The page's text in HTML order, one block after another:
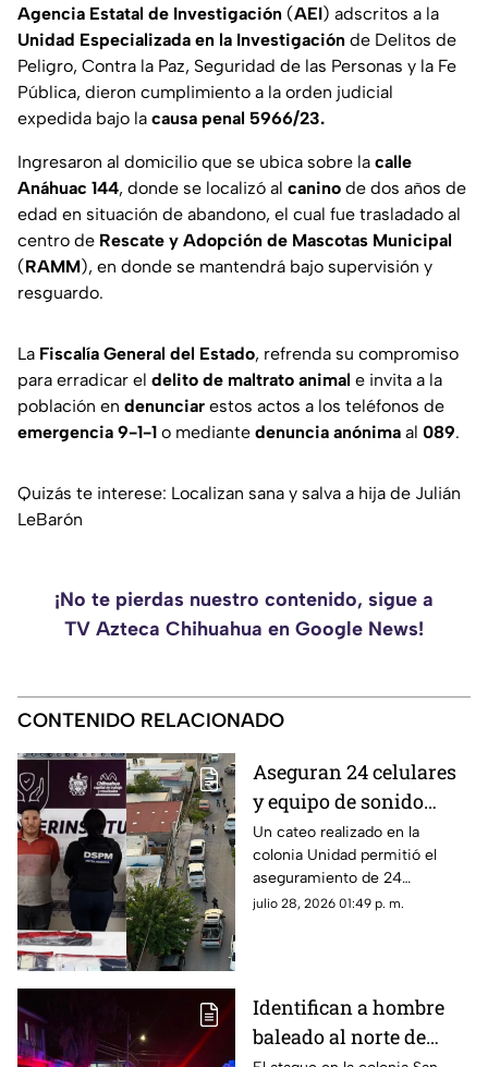
Agencia Estatal de Investigación (AEI) adscritos a la
Unidad Especializada en la Investigación de Delitos de
Peligro, Contra la Paz, Seguridad de las Personas y la Fe
Pública, dieron cumplimiento a la orden judicial
expedida bajo la causa penal 5966/23.
Ingresaron al domicilio que se ubica sobre la calle
Anáhuac 144, donde se localizó al canino de dos años de
edad en situación de abandono, el cual fue trasladado al
centro de Rescate y Adopción de Mascotas Municipal
(RAMM), en donde se mantendrá bajo supervisión y
resguardo.
La Fiscalía General del Estado, refrenda su compromiso
para erradicar el delito de maltrato animal e invita a la
población en denunciar estos actos a los teléfonos de
emergencia 9-1-1 o mediante denuncia anónima al 089.
Quizás te interese: Localizan sana y salva a hija de Julián
LeBarón
¡No te pierdas nuestro contenido, sigue a
TV Azteca Chihuahua en Google News!
CONTENIDO RELACIONADO
Aseguran 24 celulares
y equipo de sonido
durante cateo en
Chihuahua capital
Un cateo realizado en la
colonia Unidad permitió el
aseguramiento de 24
teléfonos celulares y un equipo
julio 28, 2026 01:49 p. m.
Identifican a hombre
baleado al norte de